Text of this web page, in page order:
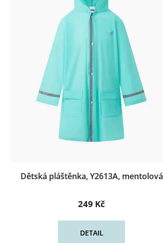
Dětská pláštěnka, Y2613A, mentolová
249 Kč
DETAIL